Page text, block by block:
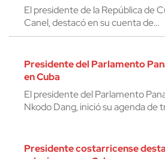
El presidente de la República de
Canel, destacó en su cuenta de…
Presidente del Parlamento
en Cuba
El presidente del Parlamento
Nkodo Dang, inició su agenda de
Presidente costarricense